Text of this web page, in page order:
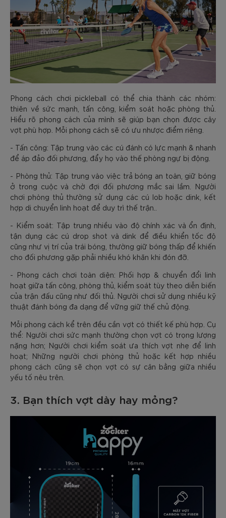
Phong cách chơi pickleball có thể chia thành các nhóm:
thiên về sức mạnh, tấn công, kiểm soát hoặc phòng thủ.
Hiểu rõ phong cách của mình sẽ giúp bạn chọn được cây
vợt phù hợp. Mỗi phong cách sẽ có ưu nhược điểm riêng.
- Tấn công: Tập trung vào các cú đánh có lực mạnh & nhanh
để áp đảo đối phương, đẩy họ vào thế phòng ngự bị động.
- Phòng thủ: Tập trung vào việc trả bóng an toàn, giữ bóng
ở trong cuộc và chờ đợi đối phương mắc sai lầm. Người
chơi phòng thủ thường sử dụng các cú lob hoặc dink, kết
hợp di chuyển linh hoạt để duy trì thế trận..
- Kiểm soát: Tập trung nhiều vào độ chính xác và ổn định,
tận dụng các cú drop shot và dink để điều khiển tốc độ
cũng như vị trí của trái bóng, thường giữ bóng thấp để khiến
cho đối phương gặp phải nhiều khó khăn khi đón đỡ.
- Phong cách chơi toàn diện: Phối hợp & chuyển đổi linh
hoạt giữa tấn công, phòng thủ, kiểm soát tùy theo diễn biến
của trận đấu cũng như đối thủ. Người chơi sử dụng nhiều kỹ
thuật đánh bóng đa dạng để vững giữ thế chủ động.
Mỗi phong cách kể trên đều cần vợt có thiết kế phù hợp. Cụ
thể: Người chơi sức mạnh thường chọn vợt có trọng lượng
nặng hơn; Người chơi kiểm soát ưa thích vợt nhẹ để linh
hoạt; Những người chơi phòng thủ hoặc kết hợp nhiều
phong cách cũng sẽ chọn vợt có sự cân bằng giữa nhiều
yếu tố nêu trên.
3. Bạn thích vợt dày hay mỏng?